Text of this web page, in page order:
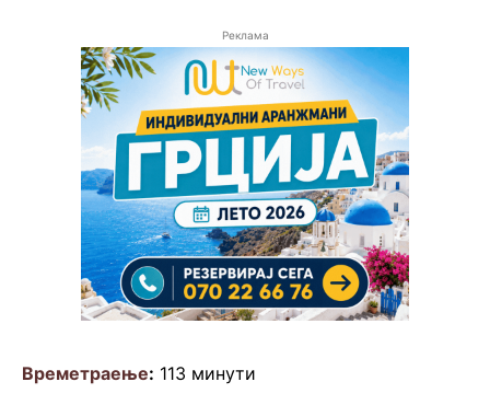
Реклама
Времетраење: 113 минути